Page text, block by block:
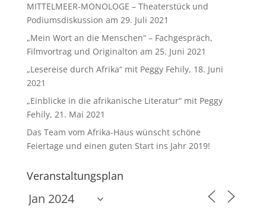
MITTELMEER-MONOLOGE – Theaterstück und
Podiumsdiskussion am 29. Juli 2021
„Mein Wort an die Menschen“ – Fachgespräch,
Filmvortrag und Originalton am 25. Juni 2021
„Lesereise durch Afrika“ mit Peggy Fehily, 18. Juni
2021
„Einblicke in die afrikanische Literatur“ mit Peggy
Fehily, 21. Mai 2021
Das Team vom Afrika-Haus wünscht schöne
Feiertage und einen guten Start ins Jahr 2019!
Veranstaltungsplan